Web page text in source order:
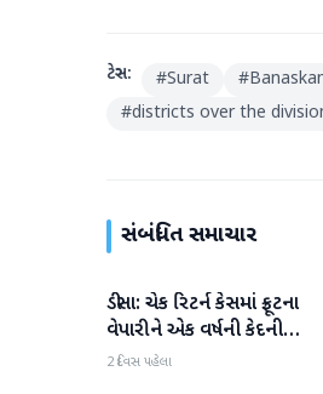
ટેગ્સ: #Surat #
#districts over the
સંબંધિત સમાચાર
બનાસકાંઠા
ડીસા: ચેક રિટર્ન કેસમાં ફ્રૂટના
વેપારીને એક વર્ષની કેદની
સજા
2 દિવસ પહેલા